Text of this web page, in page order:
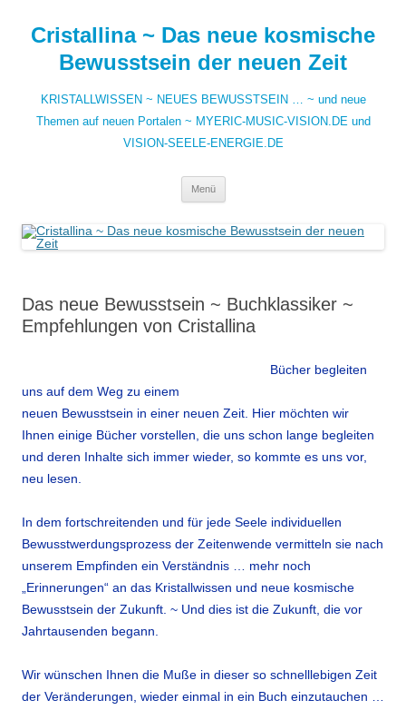
springen
Cristallina ~ Das neue kosmische
Bewusstsein der neuen Zeit
KRISTALLWISSEN ~ NEUES BEWUSSTSEIN … ~ und neue
Themen auf neuen Portalen ~ MYERIC-MUSIC-VISION.DE und
VISION-SEELE-ENERGIE.DE
Menü
Das neue Bewusstsein ~ Buchklassiker ~
Empfehlungen von Cristallina
Bücher begleiten
uns auf dem Weg zu einem
neuen Bewusstsein in einer neuen Zeit. Hier möchten wir
Ihnen einige Bücher vorstellen, die uns schon lange begleiten
und deren Inhalte sich immer wieder, so kommte es uns vor,
neu lesen.
In dem fortschreitenden und für jede Seele individuellen
Bewusstwerdungsprozess der Zeitenwende vermitteln sie nach
unserem Empfinden ein Verständnis … mehr noch
„Erinnerungen“ an das Kristallwissen und neue kosmische
Bewusstsein der Zukunft. ~ Und dies ist die Zukunft, die vor
Jahrtausenden begann.
Wir wünschen Ihnen die Muße in dieser so schnelllebigen Zeit
der Veränderungen, wieder einmal in ein Buch einzutauchen …